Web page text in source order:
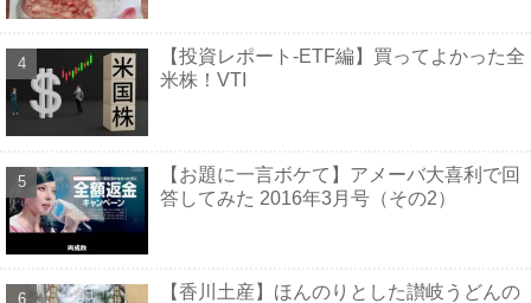
【投資レポート-ETF編】買ってよかった全
米株！VTI
【お題に一言ボケて】アメーバ大喜利で回
答してみた 2016年3月号（その2）
【香川土産】ほんのりとした讃岐うどんの